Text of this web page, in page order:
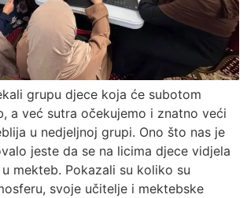
grupu djece koja će subotom
a već sutra očekujemo i znatno veći
u nedjeljnoj grupi. Ono što nas je
jeste da se na licima djece vidjela
mekteb. Pokazali su koliko su
svoje učitelje i mektebske